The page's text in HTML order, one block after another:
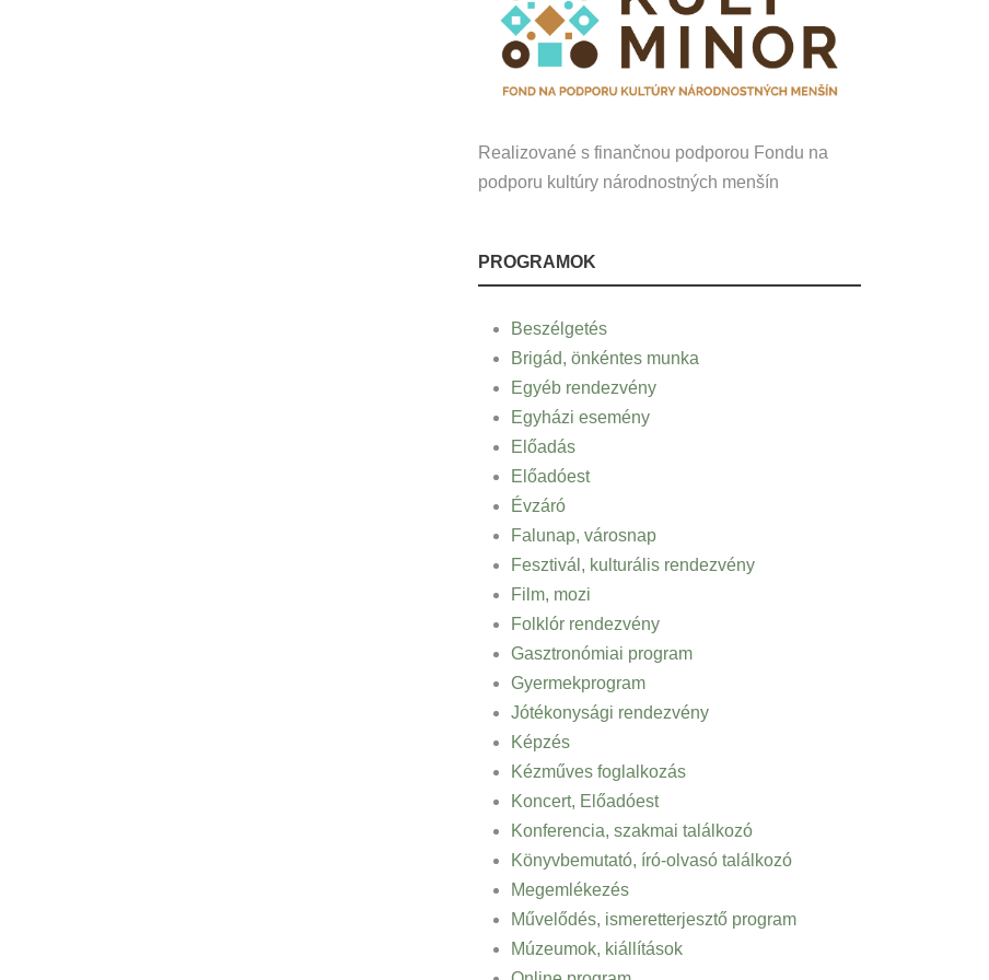
Realizované s finančnou podporou Fondu na
podporu kultúry národnostných menšín
PROGRAMOK
Beszélgetés
Brigád, önkéntes munka
Egyéb rendezvény
Egyházi esemény
Előadás
Előadóest
Évzáró
Falunap, városnap
Fesztivál, kulturális rendezvény
Film, mozi
Folklór rendezvény
Gasztronómiai program
Gyermekprogram
Jótékonysági rendezvény
Képzés
Kézműves foglalkozás
Koncert, Előadóest
Konferencia, szakmai találkozó
Könyvbemutató, író-olvasó találkozó
Megemlékezés
Művelődés, ismeretterjesztő program
Múzeumok, kiállítások